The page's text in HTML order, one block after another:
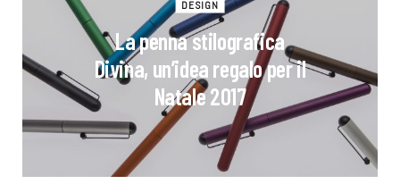
DESIGN
La penna stilografica
Divina, un’idea regalo per il
Natale 2017